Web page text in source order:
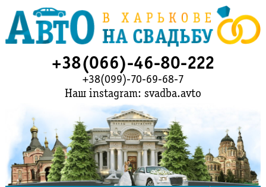
+38(066)-46-80-222
+38(099)-70-69-68-7
Наш instagram: svadba.avto